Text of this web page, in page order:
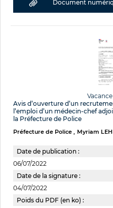
Document
Avis d’ouverture d’un
l’emploi d’un médecin-chef
la Préfecture de Police
Préfecture de Police Myriam
Date de publication :
06/07/2022
Date de la signature :
04/07/2022
Poids du PDF (en ko) :